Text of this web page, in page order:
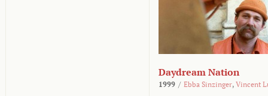
Daydream Nation
1999 / Ebba Sinzinger, Vincent